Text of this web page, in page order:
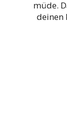
müde.
deinen